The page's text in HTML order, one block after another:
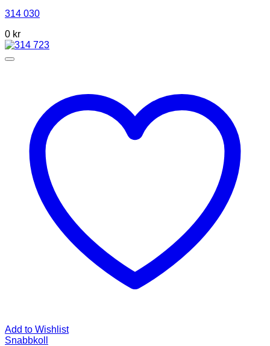
314 030
0 kr
Add to Wishlist
Snabbkoll